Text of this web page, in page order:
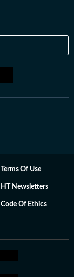
Terms Of Use
HT Newsletters
Code Of Ethics